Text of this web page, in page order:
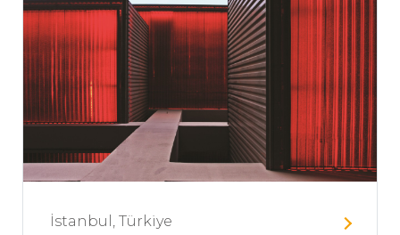
İstanbul, Türkiye